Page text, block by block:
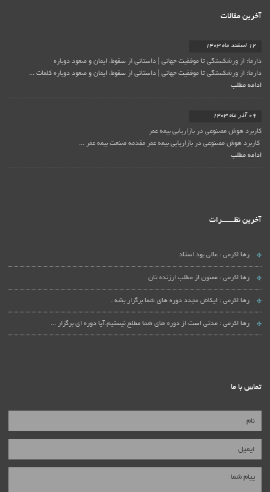
آخرین مقالات
12 اسفند ماه 1403
دارما: از ورشکستگی تا موفقیت جهانی | داستانی از سقوط، ایمان و صعود دوباره
دارما: از ورشکستگی تا موفقیت جهانی | داستانی از سقوط، ایمان و صعود دوباره کلمات ...
ادامه مطلب
09 آذر ماه 1403
کاربرد هوش مصنوعی در بازاریابی بیمه عمر
کاربرد هوش مصنوعی در بازاریابی بیمه عمر مقدمه صنعت بیمه عمر ...
ادامه مطلب
آخرین نظـــــــرات
رها اکرمی :عالی بود استاد
رها اکرمی :ممنون از مطلب ارزنده تان
رها اکرمی : ایکاش مجدد دوره های شما برگزار بشه .
رها اکرمی :مدتی است از دوره های شما مطلع نیستیم.آیا دوره ای برگزار ...
تماس با ما